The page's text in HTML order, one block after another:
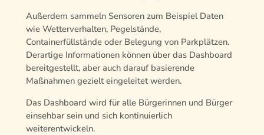
Außerdem sammeln Sensoren zum Beispiel Daten
wie Wetterverhalten, Pegelstände,
Containerfüllstände oder Belegung von Parkplätzen.
Derartige Informationen können über das Dashboard
bereitgestellt, aber auch darauf basierende
Maßnahmen gezielt eingeleitet werden.
Das Dashboard wird für alle Bürgerinnen und Bürger
einsehbar sein und sich kontinuierlich
weiterentwickeln.